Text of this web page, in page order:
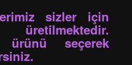
sizler için
ürünü seçerek